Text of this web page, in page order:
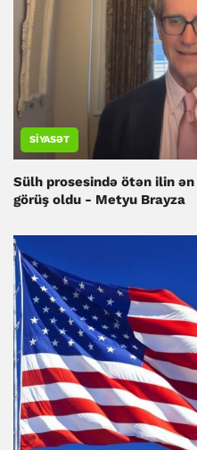
SIYASƏT
Sülh prosesində ötən ilin
görüş oldu - Metyu Brayza